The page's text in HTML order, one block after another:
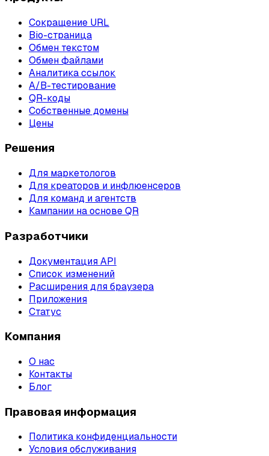
Сокращение URL
Bio-страница
Обмен текстом
Обмен файлами
Аналитика ссылок
A/B-тестирование
QR-коды
Собственные домены
Цены
Решения
Для маркетологов
Для креаторов и инфлюенсеров
Для команд и агентств
Кампании на основе QR
Разработчики
Документация API
Список изменений
Расширения для браузера
Приложения
Статус
Компания
О нас
Контакты
Блог
Правовая информация
Политика конфиденциальности
Условия обслуживания